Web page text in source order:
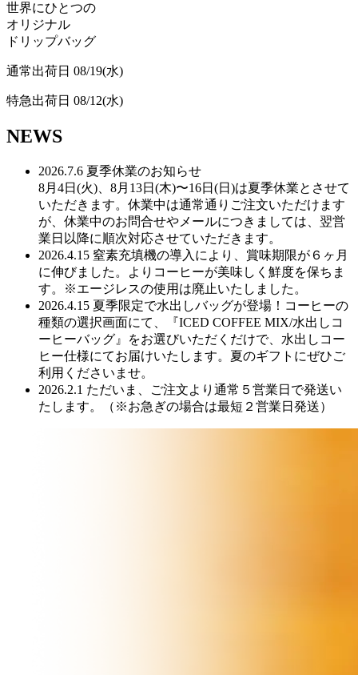
世界にひとつの
オ リ ジナル
ド リ ップバッグ
通常出荷日 08/19(水)
特急出荷日 08/12(水)
NEWS
2026.7.6 夏季休業のお知らせ
8月4日(火)、8月13日(木)〜16日(日)は夏季休業とさせて
いただきます。休業中は通常通りご注文いただけます
が、休業中のお問合せやメールにつきましては、翌営
業日以降に順次対応させていただきます。
2026.4.15 窒素充填機の導入により、賞味期限が６ヶ月
に伸びました。よりコーヒーが美味しく鮮度を保ちま
す。※エージレスの使用は廃止いたしました。
2026.4.15 夏季限定で水出しバッグが登場！コーヒーの
種類の選択画面にて、『ICED COFFEE MIX/水出しコ
ーヒーバッグ』をお選びいただくだけで、水出しコー
ヒー仕様にてお届けいたします。夏のギフトにぜひご
利用くださいませ。
2026.2.1 ただいま、ご注文より通常５営業日で発送い
たします。（※お急ぎの場合は最短２営業日発送）